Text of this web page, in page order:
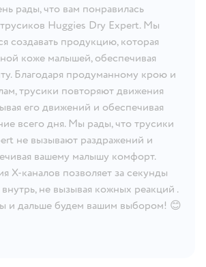
рады, что вам понравилась
Huggies Dry Expert. Мы
создавать продукцию, которая
коже малышей, обеспечивая
Благодаря продуманному крою и
трусики повторяют движения
его движений и обеспечивая
всего дня. Мы рады, что трусики
не вызывают раздражений и
вашему малышу комфорт.
X-каналов позволяет за секунды
внутрь, не вызывая кожных реакций .
и дальше будем вашим выбором! 😊